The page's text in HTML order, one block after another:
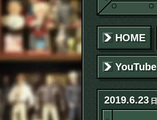
HOME
YouTube
2019.6.23 日